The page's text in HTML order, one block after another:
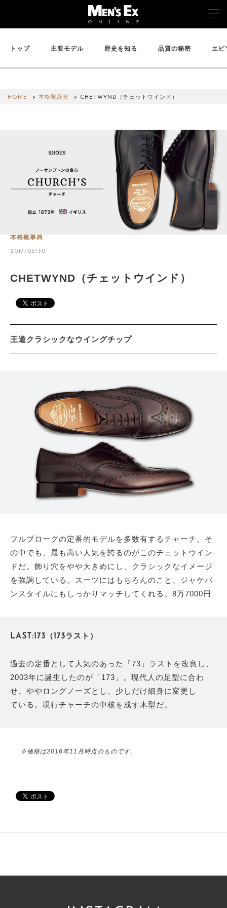
トップ 主要モデル 歴史を知る 品質の秘密 エピ
HOME 本格靴辞典 CHETWYND（チェットウインド）
本格靴事典
2017/03/30
CHETWYND（チェットウインド）
王道クラシックなウイングチップ
フルブローグの定番的モデルを多数有するチャーチ。そ
の中でも、最も高い人気を誇るのがこのチェットウイン
ドだ。飾り穴をやや大きめにし、クラシックなイメージ
を強調している。スーツにはもちろんのこと、ジャケパ
ンスタイルにもしっかりマッチしてくれる。8万7000円
LAST:173（173ラスト）
過去の定番として人気のあった「73」ラストを改良し、
2003年に誕生したのが「173」。現代人の足型に合わ
せ、ややロングノーズとし、少しだけ細身に変更し
ている。現行チャーチの中核を成す木型だ。
※価格は2016年11月時点のものです。
TOP
LIFESTYLE
COLUMN